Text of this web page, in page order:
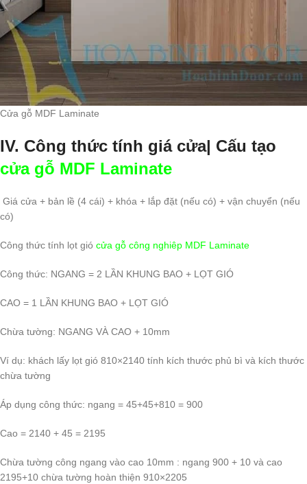
Cửa gỗ MDF Laminate
IV. Công thức tính giá cửa| Cấu tạo
cửa gỗ MDF Laminate
Giá cửa + bản lề (4 cái) + khóa + lắp đặt (nếu có) + vận chuyển (nếu
có)
Công thức tính lọt gió cửa gỗ công nghiêp MDF Laminate
Công thức: NGANG = 2 LẦN KHUNG BAO + LỌT GIÓ
CAO = 1 LẦN KHUNG BAO + LỌT GIÓ
Chừa tường: NGANG VÀ CAO + 10mm
Ví dụ: khách lấy lọt gió 810×2140 tính kích thước phủ bì và kích thước
chừa tường
Áp dụng công thức: ngang = 45+45+810 = 900
Cao = 2140 + 45 = 2195
Chừa tường công ngang vào cao 10mm : ngang 900 + 10 và cao
2195+10 chừa tường hoàn thiện 910×2205